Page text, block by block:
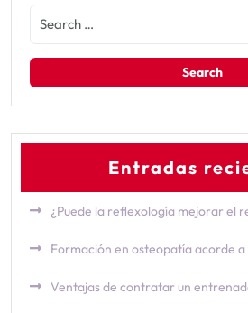
Entradas
¿Puede la reflexología mejorar el
Formación en osteopatía acorde a
Ventajas de contratar un